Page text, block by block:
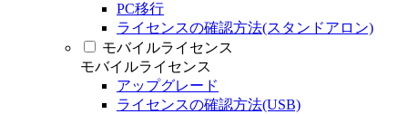
PC移行
ライセンスの確認方法(スタンドアロン)
モバイルライセンス
モバイルライセンス
アップグレード
ライセンスの確認方法(USB)